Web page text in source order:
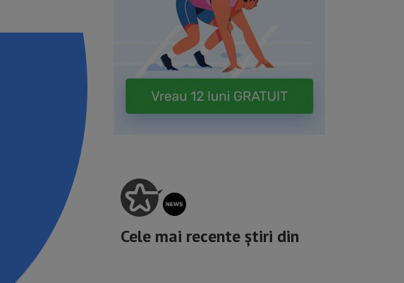
Cele mai recente știri din